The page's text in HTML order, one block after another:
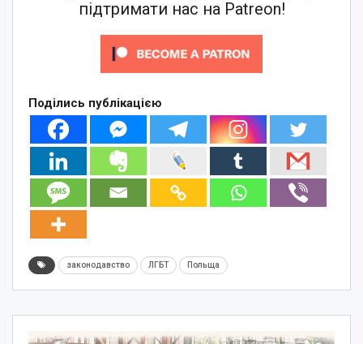
підтримати нас на Patreon!
Поділись публікацією
законодавство ЛГБТ Польща